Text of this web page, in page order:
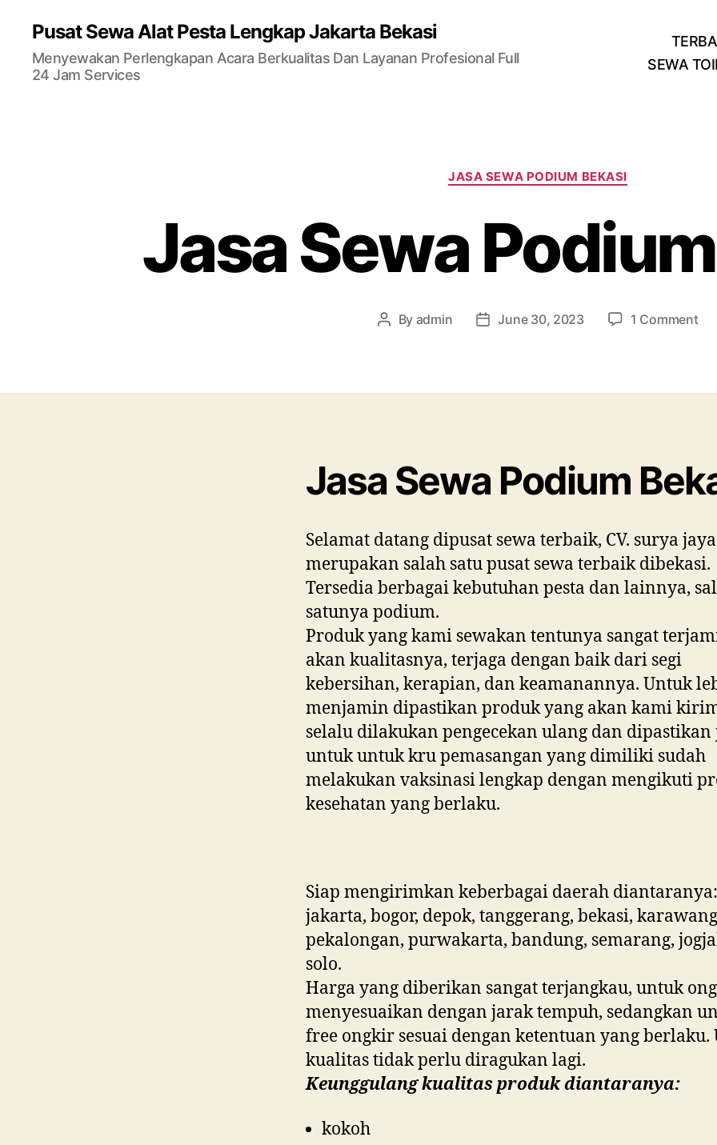
Pusat Sewa Alat Pesta Lengkap Jakarta Bekasi
Menyewakan Perlengkapan Acara Berkualitas Dan Layanan Profesional Full
24 Jam Services
SEWA
Categories
JASA SEWA PODIUM BEKASI
Jasa Sewa
Post
By admin
PostJune 30, 2023 1 Commenton
Jasa Sewa Podium
Selamat datang dipusat sewa terbaik, CV. surya
merupakan salah satu pusat sewa terbaik dibekasi.
Tersedia berbagai kebutuhan pesta dan lainnya,
satunya podium.
Produk yang kami sewakan tentunya sangat
akan kualitasnya, terjaga dengan baik dari segi
kebersihan, kerapian, dan keamanannya. Untuk
menjamin dipastikan produk yang akan kami
selalu dilakukan pengecekan ulang dan dipastikan
untuk untuk kru pemasangan yang dimiliki sudah
melakukan vaksinasi lengkap dengan mengikuti
kesehatan yang berlaku.
Siap mengirimkan keberbagai daerah diantaranya:
jakarta, bogor, depok, tanggerang, bekasi,
pekalongan, purwakarta, bandung, semarang,
solo.
Harga yang diberikan sangat terjangkau, untuk
menyesuaikan dengan jarak tempuh, sedangkan
free ongkir sesuai dengan ketentuan yang berlaku.
kualitas tidak perlu diragukan lagi.
Keunggulang kualitas produk diantaranya:
kokoh